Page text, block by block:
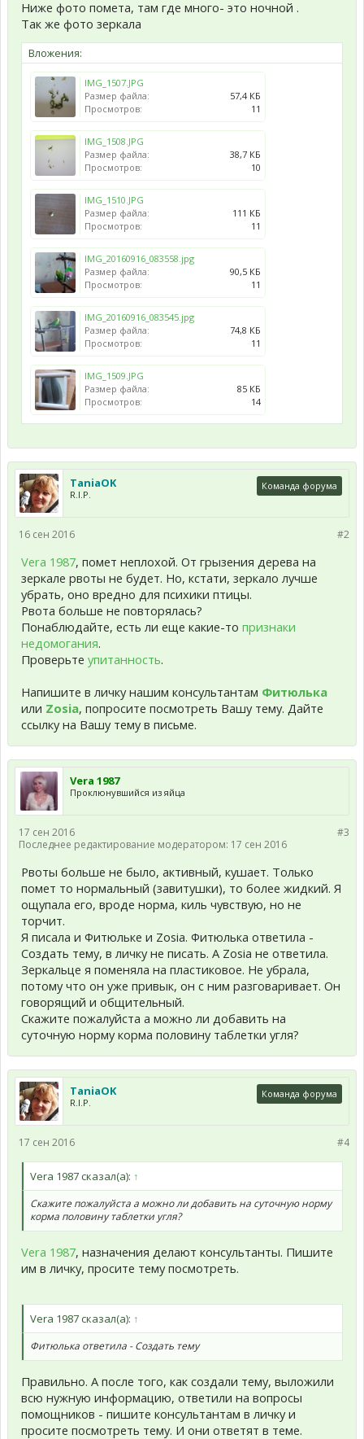
Ниже фото помета, там где много- это ночной .
Так же фото зеркала
Вложения:
IMG_1507.JPG
Размер файла:
57,4 КБ
Просмотров:
11
IMG_1508.JPG
Размер файла:
38,7 КБ
Просмотров:
10
IMG_1510.JPG
Размер файла:
111 КБ
Просмотров:
11
IMG_20160916_083558.jpg
Размер файла:
90,5 КБ
Просмотров:
11
IMG_20160916_083545.jpg
Размер файла:
74,8 КБ
Просмотров:
11
IMG_1509.JPG
Размер файла:
85 КБ
Просмотров:
14
TaniaOK
R.I.P.
Команда форума
#2
16 сен 2016
Vera 1987, помет неплохой. От грызения дерева на
зеркале рвоты не будет. Но, кстати, зеркало лучше
убрать, оно вредно для психики птицы.
Рвота больше не повторялась?
Понаблюдайте, есть ли еще какие-то признаки
недомогания.
Проверьте упитанность.
Напишите в личку нашим консультантам Фитюлька
или Zosia, попросите посмотреть Вашу тему. Дайте
ссылку на Вашу тему в письме.
Vera 1987
Проклюнувшийся из яйца
#3
17 сен 2016
Последнее редактирование модератором: 17 сен 2016
Рвоты больше не было, активный, кушает. Только
помет то нормальный (завитушки), то более жидкий. Я
ощупала его, вроде норма, киль чувствую, но не
торчит.
Я писала и Фитюльке и Zosia. Фитюлька ответила -
Создать тему, в личку не писать. А Zosia не ответила.
Зеркальце я поменяла на пластиковое. Не убрала,
потому что он уже привык, он с ним разговаривает. Он
говорящий и общительный.
Скажите пожалуйста а можно ли добавить на
суточную норму корма половину таблетки угля?
TaniaOK
R.I.P.
Команда форума
#4
17 сен 2016
Vera 1987 сказал(а): ↑
Скажите пожалуйста а можно ли добавить на суточную норму
корма половину таблетки угля?
Vera 1987, назначения делают консультанты. Пишите
им в личку, просите тему посмотреть.
Vera 1987 сказал(а): ↑
Фитюлька ответила - Создать тему
Правильно. А после того, как создали тему, выложили
всю нужную информацию, ответили на вопросы
помощников - пишите консультантам в личку и
просите посмотреть тему. И они ответят в теме.